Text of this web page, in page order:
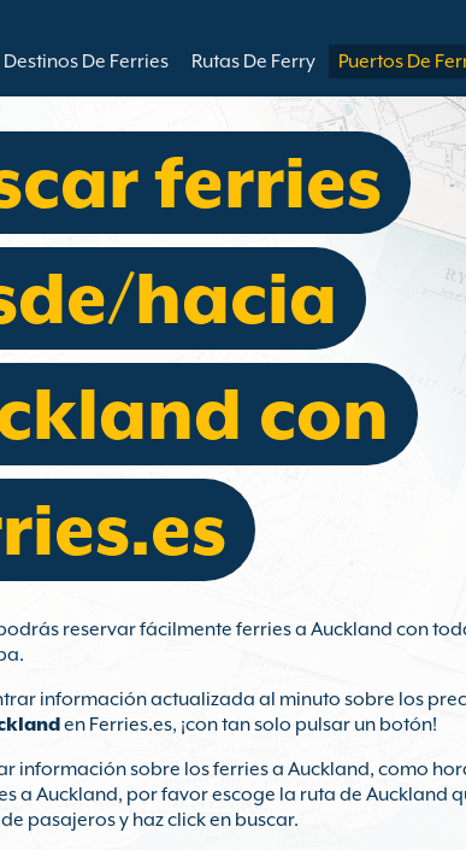
Destinos De Ferries Rutas De Ferry Puertos De
ferries
hacia
con
reservar fácilmente ferries a Auckland con
información actualizada al minuto sobre los
en Ferries.es, ¡con tan solo pulsar un botón!
información sobre los ferries a Auckland, como
a Auckland, por favor escoge la ruta de Auckland
pasajeros y haz click en buscar.